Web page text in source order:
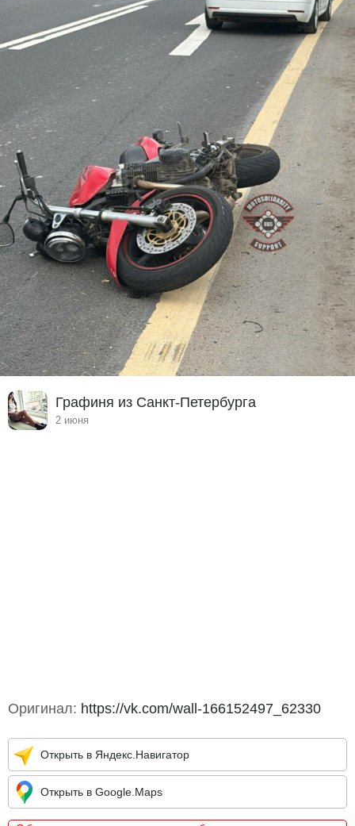
Графиня из Санкт-Петербурга
2 июня
Оригинал: https://vk.com/wall-166152497_62330
Открыть в Яндекс.Навигатор
Открыть в Google.Maps